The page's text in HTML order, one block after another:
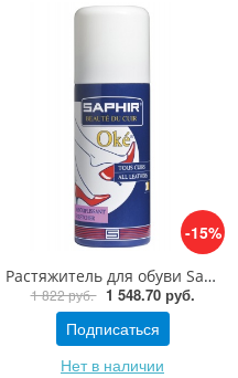
-15%
Растяжитель для обуви Saphir Oke, 50 мл
1 822 руб. 1 548.70 руб.
Подписаться
Нет в наличии